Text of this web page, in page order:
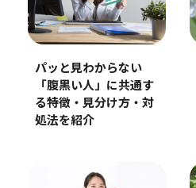
パッと見わからない
「腹黒い人」に共通す
る特徴・見分け方・対
処法を紹介